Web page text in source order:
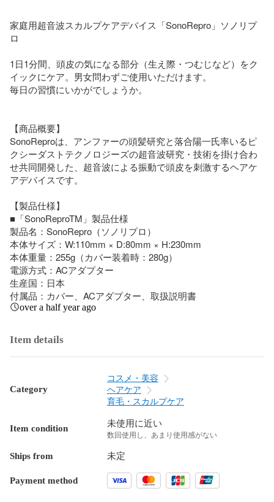
家庭用超音波スカルプケアデバイス「SonoRepro」ソノリプ
ロ
1日1分間、頭皮の気になる部分（生え際・つむじなど）をク
イックにケア。男女問わずご使用いただけます。
毎日の習慣にいかがでしょうか。
【商品概要】
SonoReproは、アンファーの頭髪研究と落合陽一氏率いるピ
クシーダストテクノロジーズの超音波研究・技術を掛け合わ
せ共同開発した、超音波による振動で頭皮を刺激するヘアケ
アデバイスです。
【製品仕様】
■「SonoReproTM」製品仕様
製品名：SonoRepro（ソノリプロ）
本体サイズ：W:110mm × D:80mm × H:230mm
本体重量：255g（カバー装着時：280g）
電源方式：ACアダプター
生産国：日本
付属品：カバー、ACアダプター、取扱説明書
over a half year ago
Item details
Category
コスメ・美容
ヘアケア
育毛・スカルプケア
Item condition 未使用に近い
数回使用し、あまり使用感がない
Ships from 未定
Payment method